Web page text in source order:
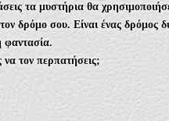
τα μυστήρια θα
δρόμο σου. Είναι ένας δρόμος
φαντασία.
να τον περπατήσεις;